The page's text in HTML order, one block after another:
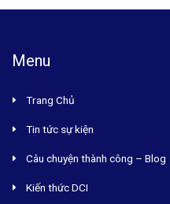
Menu
Trang Chủ
Tin tức sự kiện
Câu chuyện thành công – Blog
Kiến thức DCI